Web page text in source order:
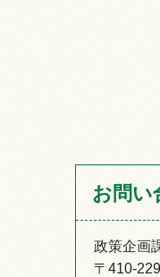
お問い
政策企画
〒410-